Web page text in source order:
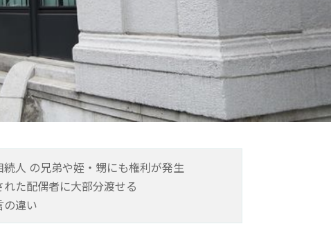
人 の兄弟や姪・甥にも権利が発生
た配偶者に大部分渡せる
の違い